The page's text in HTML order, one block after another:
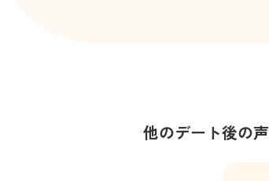
他のデート後の声